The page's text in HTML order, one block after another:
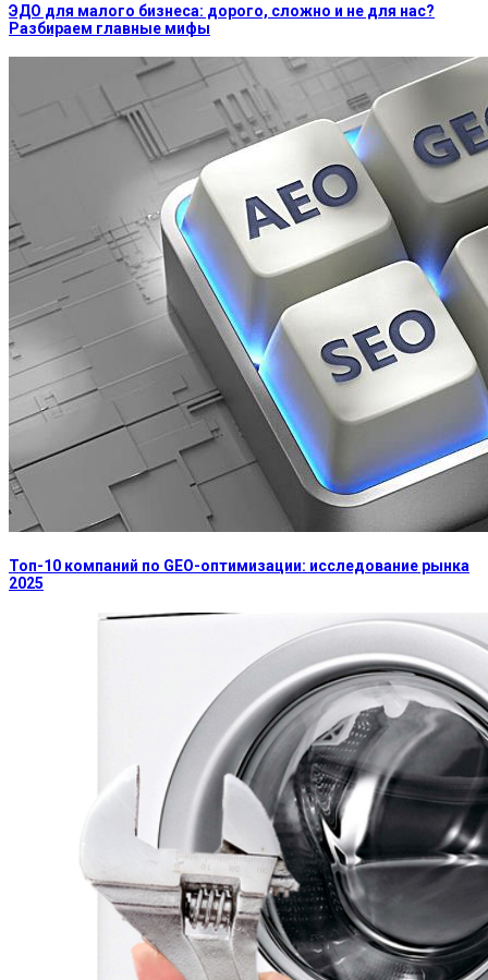
ЭДО для малого бизнеса: дорого, сложно и не для нас?
Разбираем главные мифы
Топ-10 компаний по GEO-оптимизации: исследование рынка
2025